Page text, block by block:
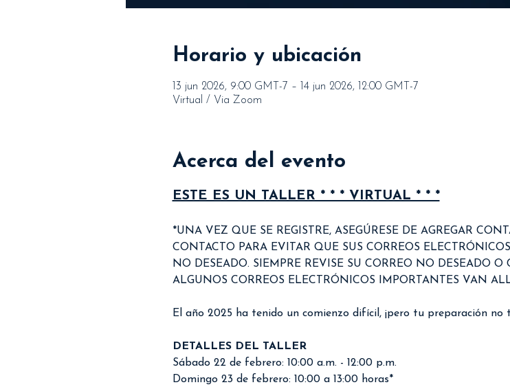
Horario y ubicación
13 jun 2026, 9:00 GMT-7 – 14 jun 2026, 12:00 GMT-7
Virtual / Via Zoom
Acerca del evento
ESTE ES UN TALLER * * * VIRTUAL * * *
*UNA VEZ QUE SE REGISTRE, ASEGÚRESE DE AGREGAR
CONTACTO PARA EVITAR QUE SUS CORREOS
NO DESEADO. SIEMPRE REVISE SU CORREO NO DESEADO
ALGUNOS CORREOS ELECTRÓNICOS IMPORTANTES VAN
El año 2025 ha tenido un comienzo difícil, ¡pero tu preparación no
DETALLES DEL TALLER
Sábado 22 de febrero: 10:00 a.m. - 12:00 p.m.
Domingo 23 de febrero: 10:00 a 13:00 horas*